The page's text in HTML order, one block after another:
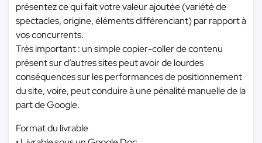
présentez ce qui fait votre valeur ajoutée (variété de
spectacles, origine, éléments différenciant) par rapport à
vos concurrents.
Très important : un simple copier-coller de contenu
présent sur d’autres sites peut avoir de lourdes
conséquences sur les performances de positionnement
du site, voire, peut conduire à une pénalité manuelle de la
part de Google.
Format du livrable